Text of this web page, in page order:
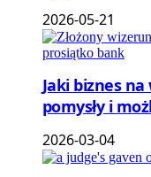
2026-05-21
Jaki biznes na
pomysły i
2026-03-04